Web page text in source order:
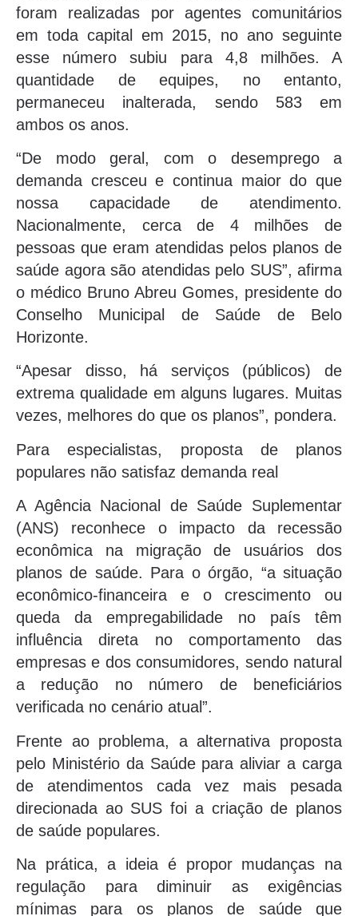
foram realizadas por agentes comunitários
em toda capital em 2015, no ano seguinte
esse número subiu para 4,8 milhões. A
quantidade de equipes, no entanto,
permaneceu inalterada, sendo 583 em
ambos os anos.
“De modo geral, com o desemprego a
demanda cresceu e continua maior do que
nossa capacidade de atendimento.
Nacionalmente, cerca de 4 milhões de
pessoas que eram atendidas pelos planos de
saúde agora são atendidas pelo SUS”, afirma
o médico Bruno Abreu Gomes, presidente do
Conselho Municipal de Saúde de Belo
Horizonte.
“Apesar disso, há serviços (públicos) de
extrema qualidade em alguns lugares. Muitas
vezes, melhores do que os planos”, pondera.
Para especialistas, proposta de planos
populares não satisfaz demanda real
A Agência Nacional de Saúde Suplementar
(ANS) reconhece o impacto da recessão
econômica na migração de usuários dos
planos de saúde. Para o órgão, “a situação
econômico-financeira e o crescimento ou
queda da empregabilidade no país têm
influência direta no comportamento das
empresas e dos consumidores, sendo natural
a redução no número de beneficiários
verificada no cenário atual”.
Frente ao problema, a alternativa proposta
pelo Ministério da Saúde para aliviar a carga
de atendimentos cada vez mais pesada
direcionada ao SUS foi a criação de planos
de saúde populares.
Na prática, a ideia é propor mudanças na
regulação para diminuir as exigências
mínimas para os planos de saúde que